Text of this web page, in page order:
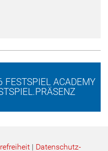
ACADEMY
| Datenschutz­